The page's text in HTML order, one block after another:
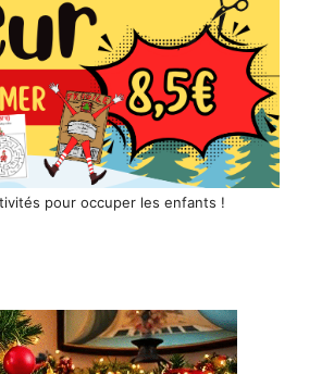
pour occuper les enfants !